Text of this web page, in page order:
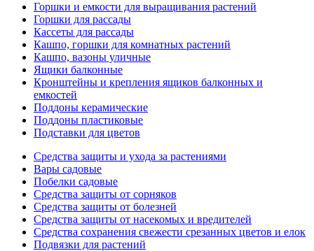
Горшки и емкости для выращивания растений
Горшки для рассады
Кассеты для рассады
Кашпо, горшки для комнатных растений
Кашпо, вазоны уличные
Ящики балконные
Кронштейны и крепления ящиков балконных и
емкостей
Поддоны керамические
Поддоны пластиковые
Подставки для цветов
Средства защиты и ухода за растениями
Вары садовые
Побелки садовые
Средства защиты от сорняков
Средства защиты от болезней
Средства защиты от насекомых и вредителей
Средства сохранения свежести срезанных цветов и елок
Подвязки для растений